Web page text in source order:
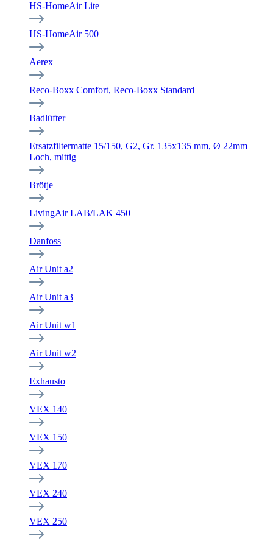
HS-HomeAir Lite
HS-HomeAir 500
Aerex
Reco-Boxx Comfort, Reco-Boxx Standard
Badlüfter
Ersatzfiltermatte 15/150, G2, Gr. 135x135 mm, Ø 22mm
Loch, mittig
Brötje
LivingAir LAB/LAK 450
Danfoss
Air Unit a2
Air Unit a3
Air Unit w1
Air Unit w2
Exhausto
VEX 140
VEX 150
VEX 170
VEX 240
VEX 250